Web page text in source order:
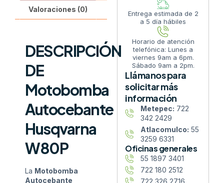
Valoraciones (0)
DESCRIPCIÓN
DE
Motobomba
Autocebante
Husqvarna
W80P
La Motobomba
Autocebante
Entrega estimada de 2
a 5 día hábiles
Horario de atención
telefónica: Lunes a
viernes 9am a 6pm.
Sábado 9am a 2pm.
Llámanos para
solicitar más
información
Metepec: 722
342 2429
Atlacomulco: 55
3259 6331
Oficinas generales
55 1897 3401
722 180 2512